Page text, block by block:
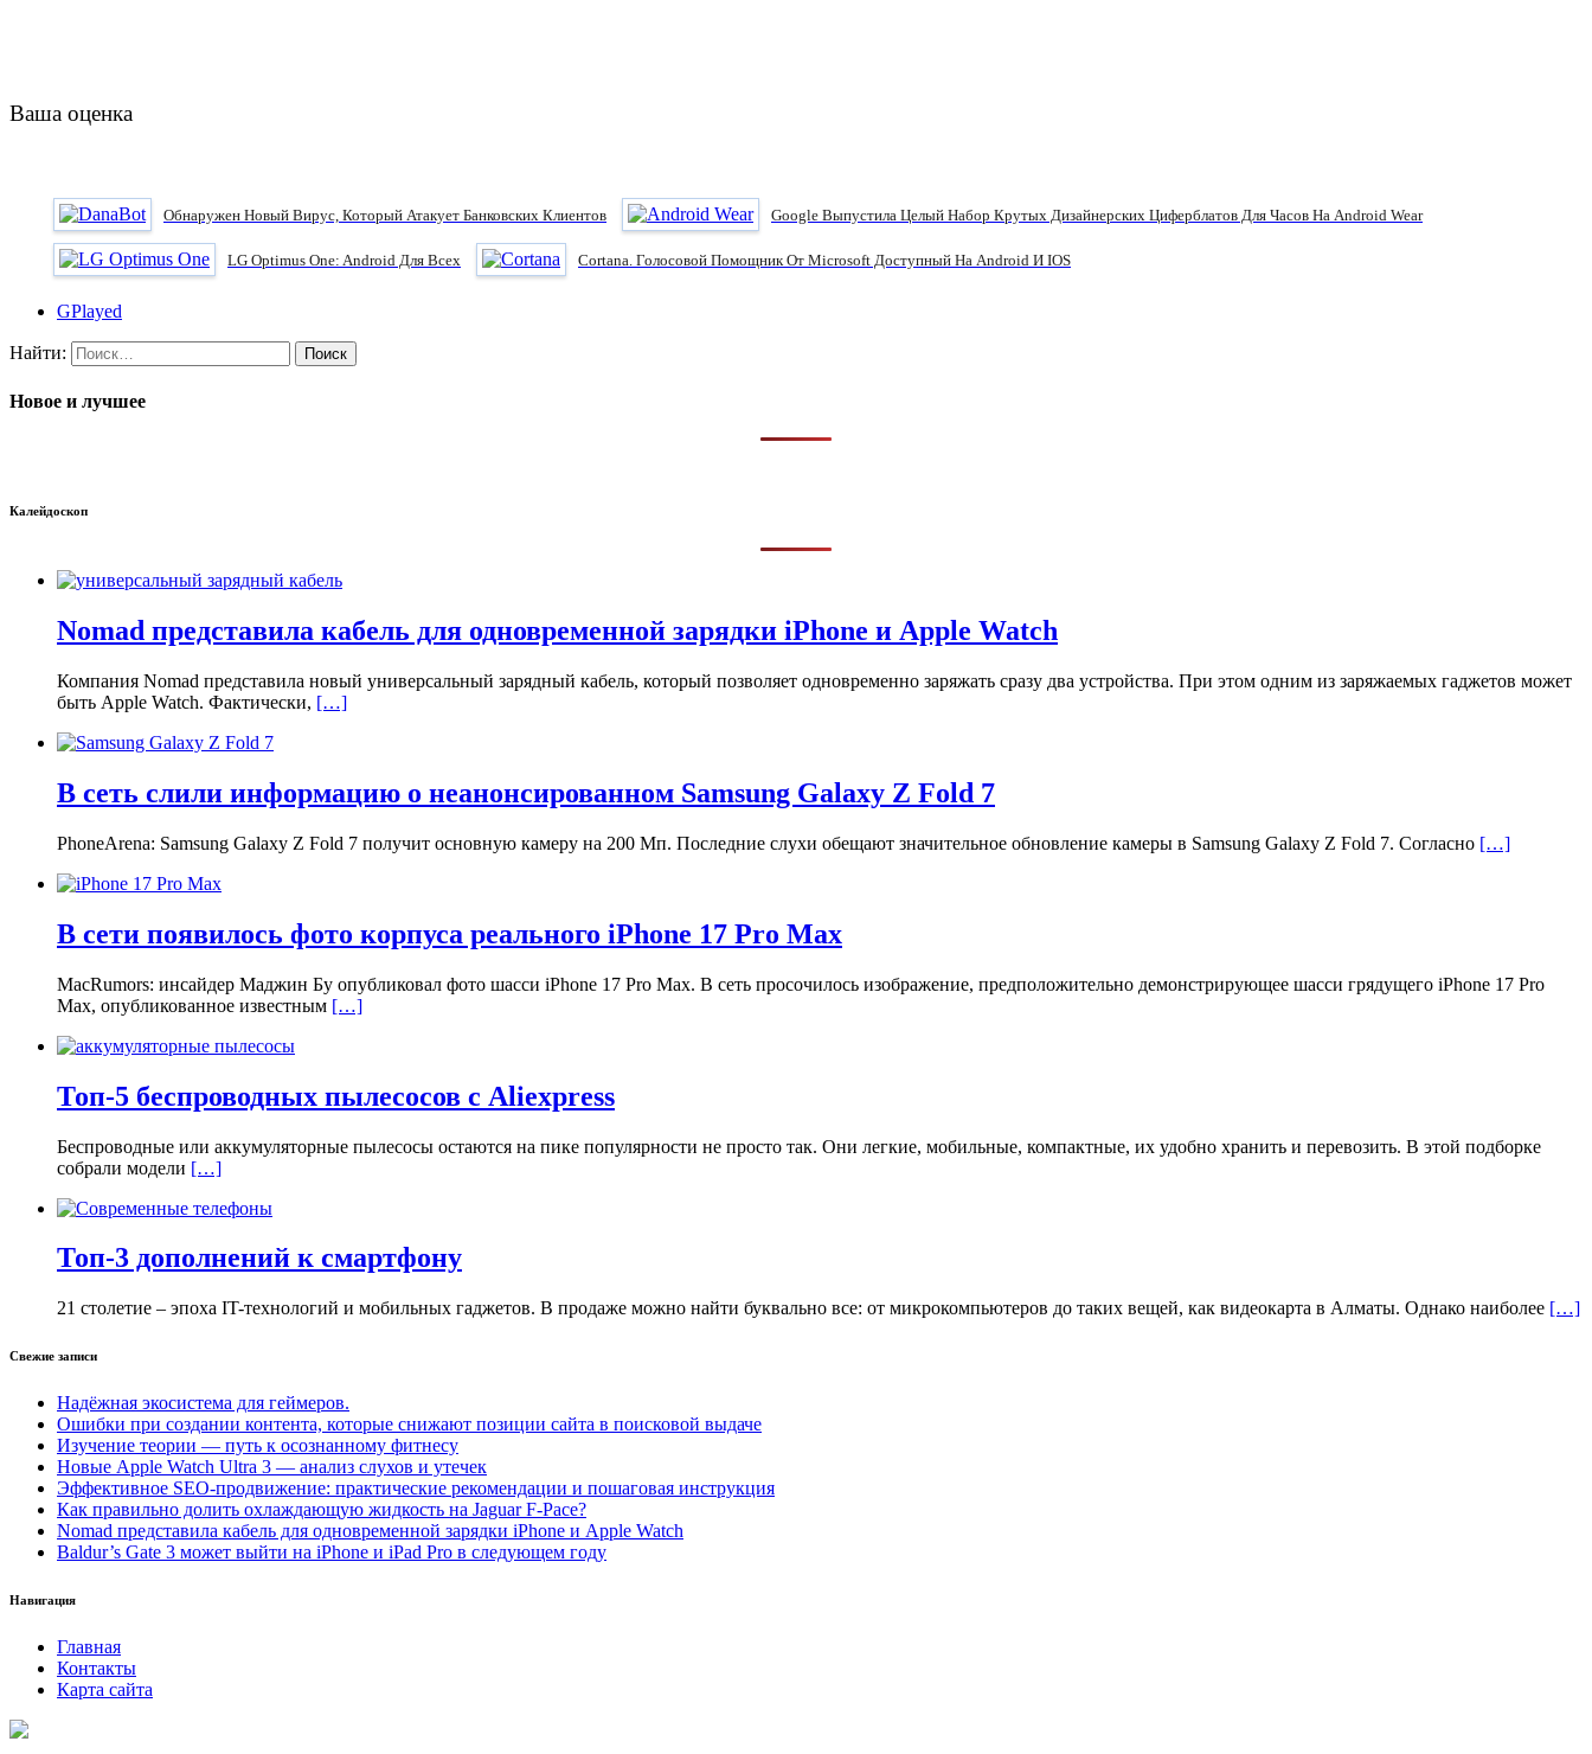
Ваша оценка
Обнаружен Новый Вирус, Который Атакует Банковских Клиентов Google Выпустила Целый Набор Крутых Дизайнерских Циферблатов Для Часов На Android Wear
LG Optimus One: Android Для Всех Cortana. Голосовой Помощник От Microsoft Доступный На Android И IOS
GPlayed
Найти:
Новое и лучшее
Калейдоскоп
Nomad представила кабель для одновременной зарядки iPhone и Apple Watch
Компания Nomad представила новый универсальный зарядный кабель, который позволяет одновременно заряжать сразу два устройства. При этом одним из заряжаемых гаджетов может
быть Apple Watch. Фактически, […]
В сеть слили информацию о неанонсированном Samsung Galaxy Z Fold 7
PhoneArena: Samsung Galaxy Z Fold 7 получит основную камеру на 200 Мп. Последние слухи обещают значительное обновление камеры в Samsung Galaxy Z Fold 7. Согласно […]
В сети появилось фото корпуса реального iPhone 17 Pro Max
MacRumors: инсайдер Маджин Бу опубликовал фото шасси iPhone 17 Pro Max. В сеть просочилось изображение, предположительно демонстрирующее шасси грядущего iPhone 17 Pro
Max, опубликованное известным […]
Топ-5 беспроводных пылесосов с Aliexpress
Беспроводные или аккумуляторные пылесосы остаются на пике популярности не просто так. Они легкие, мобильные, компактные, их удобно хранить и перевозить. В этой подборке
собрали модели […]
Топ-3 дополнений к смартфону
21 столетие – эпоха IT-технологий и мобильных гаджетов. В продаже можно найти буквально все: от микрокомпьютеров до таких вещей, как видеокарта в Алматы. Однако наиболее […]
Свежие записи
Надёжная экосистема для геймеров.
Ошибки при создании контента, которые снижают позиции сайта в поисковой выдаче
Изучение теории — путь к осознанному фитнесу
Новые Apple Watch Ultra 3 — анализ слухов и утечек
Эффективное SEO-продвижение: практические рекомендации и пошаговая инструкция
Как правильно долить охлаждающую жидкость на Jaguar F-Pace?
Nomad представила кабель для одновременной зарядки iPhone и Apple Watch
Baldur’s Gate 3 может выйти на iPhone и iPad Pro в следующем году
Навигация
Главная
Контакты
Карта сайта